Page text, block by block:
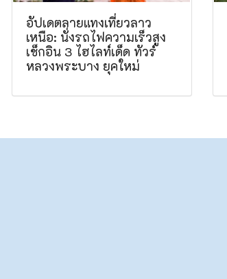
อัปเดตลายแทงเที่ยวลาว
เหนือ: นั่งรถไฟความเร็วสูง
เช็กอิน 3 ไฮไลท์เด็ด ทัวร์
หลวงพระบาง ยุคใหม่